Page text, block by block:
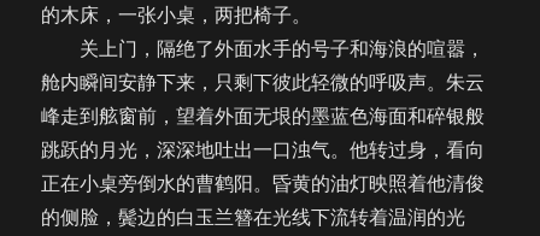
的木床，一张小桌，两把椅子。
关上门，隔绝了外面水手的号子和海浪的喧嚣，
舱内瞬间安静下来，只剩下彼此轻微的呼吸声。朱云
峰走到舷窗前，望着外面无垠的墨蓝色海面和碎银般
跳跃的月光，深深地吐出一口浊气。他转过身，看向
正在小桌旁倒水的曹鹤阳。昏黄的油灯映照着他清俊
的侧脸，鬓边的白玉兰簪在光线下流转着温润的光